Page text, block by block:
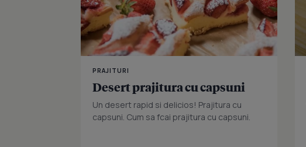
PRAJITURI
Desert prajitura cu capsuni
Un desert rapid si delicios! Prajitura cu
capsuni. Cum sa fcai prajitura cu capsuni.